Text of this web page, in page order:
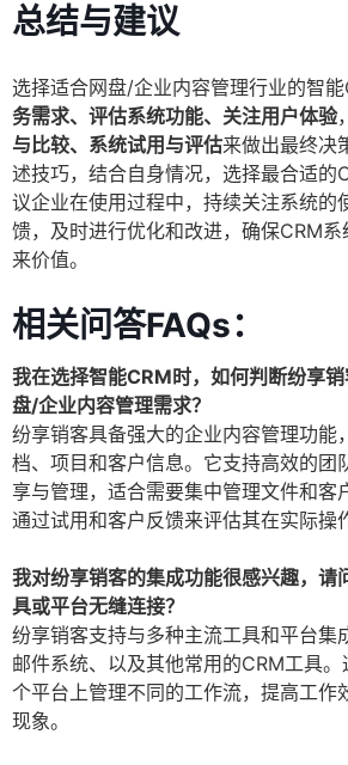
总结与建议
选择适合网盘/企业内容管理行业的智
务需求、评估系统功能、关注用户体验
与比较、系统试用与评估来做出最终决
述技巧，结合自身情况，选择最合适的
议企业在使用过程中，持续关注系统的
馈，及时进行优化和改进，确保CRM
来价值。
相关问答FAQs：
我在选择智能CRM时，如何判断纷享
盘/企业内容管理需求？
纷享销客具备强大的企业内容管理功能
档、项目和客户信息。它支持高效的团
享与管理，适合需要集中管理文件和客
通过试用和客户反馈来评估其在实际操
我对纷享销客的集成功能很感兴趣，请
具或平台无缝连接？
纷享销客支持与多种主流工具和平台集
邮件系统、以及其他常用的CRM工具
个平台上管理不同的工作流，提高工作
现象。